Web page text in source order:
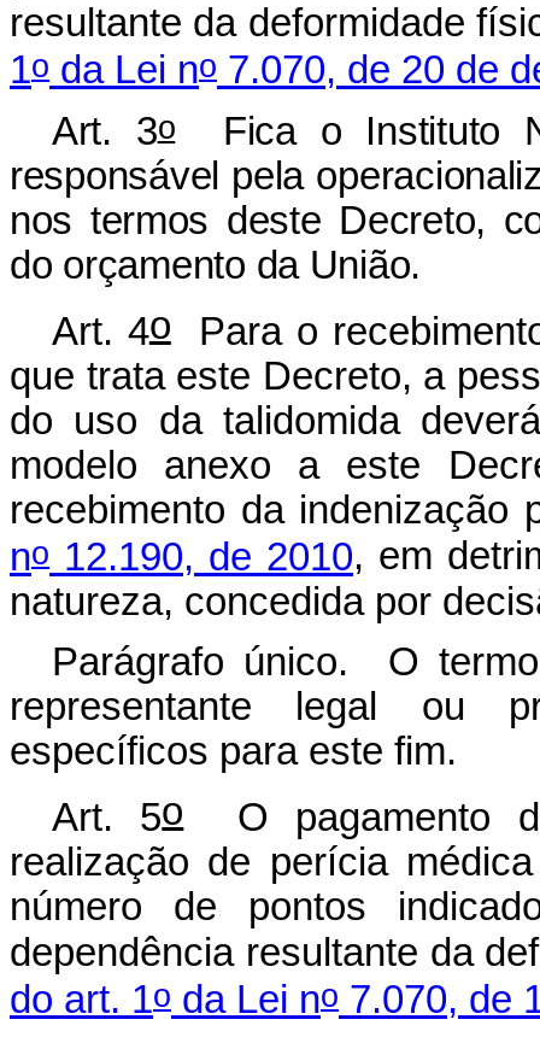
resultante da deformidade
1o da Lei no 7.070, de 20 de
Art. 3oFica o Instituto
responsável pela
nos termos deste Decreto,
do orçamento da União.
Art. 4oPara o
que trata este Decreto, a
do uso da talidomida
modelo anexo a este
recebimento da
no 12.190, de 2010, em
natureza, concedida por
Parágrafo único. O
representante legal ou
específicos para este fim.
Art. 5oO pagamento
realização de perícia
número de pontos
dependência resultante da
do art. 1o da Lei no 7.070, de